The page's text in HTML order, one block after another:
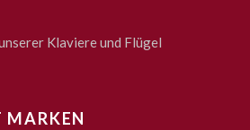
Klaviere und Flügel
MARKEN